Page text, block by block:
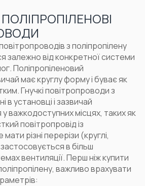
з поліпропілену
залежно від конкретної системи
Поліпропіленовий
має круглу форму і буває як
Гнучкі повітропроводи з
в установці і зазвичай
важкодоступних місцях, таких як
повітропровід із
різні перерізи (круглі,
в більш
вентиляції. Перш ніжкупити
, важливо врахувати